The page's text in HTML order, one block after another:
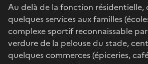
Au delà de la fonction résidentielle,
quelques services aux familles
complexe sportif reconnaissable
verdure de la pelouse du stade,
quelques commerces (épiceries,